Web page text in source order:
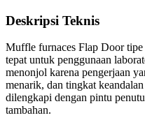
Deskripsi Teknis
Muffle furnaces Flap Door tipe
tepat untuk penggunaan
menonjol karena pengerjaan
menarik, dan tingkat
dilengkapi dengan pintu
tambahan.